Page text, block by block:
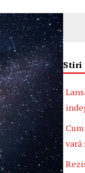
Stiri